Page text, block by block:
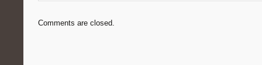
Comments are closed.